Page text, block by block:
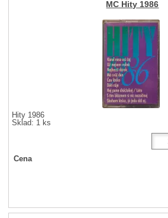
MC Hity 1986
Hity 1986
Sklad: 1 ks
Cena